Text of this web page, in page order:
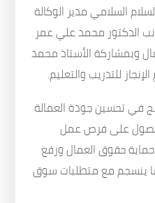
السلامي مدير الوكالة
الدكتور محمد علي عمر
وبمشاركة الأستاذ محمد
للتدريب والتعليم.
في تحسين جودة العمالة
على فرص عمل
حقوق العمال ورفع
ينسجم مع متطلبات سوق